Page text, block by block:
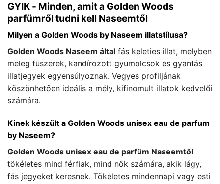
GYIK - Minden, amit a Golden Woods
parfümről tudni kell Naseemtől
Milyen a Golden Woods by Naseem illatstílusa?
Golden Woods Naseem által fás keleties illat, melyben
meleg fűszerek, kandírozott gyümölcsök és gyantás
illatjegyek egyensúlyoznak. Vegyes profiljának
köszönhetően ideális a mély, kifinomult illatok kedvelői
számára.
Kinek készült a Golden Woods unisex eau de parfum
by Naseem?
Golden Woods unisex eau de parfüm Naseemtől
tökéletes mind férfiak, mind nők számára, akik lágy,
fás jegyeket keresnek. Tökéletes mindennapi vagy esti